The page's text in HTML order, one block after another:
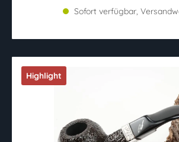
Sofort verfügbar,
Highlight